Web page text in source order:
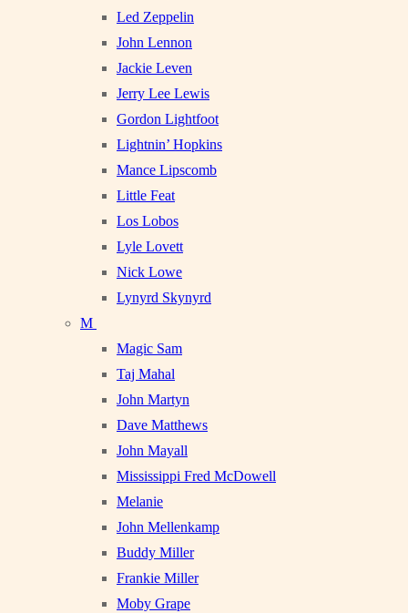
Led Zeppelin
John Lennon
Jackie Leven
Jerry Lee Lewis
Gordon Lightfoot
Lightnin’ Hopkins
Mance Lipscomb
Little Feat
Los Lobos
Lyle Lovett
Nick Lowe
Lynyrd Skynyrd
M
Magic Sam
Taj Mahal
John Martyn
Dave Matthews
John Mayall
Mississippi Fred McDowell
Melanie
John Mellenkamp
Buddy Miller
Frankie Miller
Moby Grape